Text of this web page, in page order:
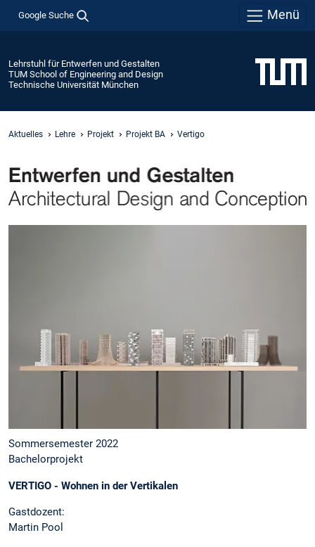
Google Suche Menü
Lehrstuhl für Entwerfen und Gestalten
TUM School of Engineering and Design
Technische Universität München
Aktuelles Lehre Projekt Projekt BA Vertigo
Sommersemester 2022
Bachelorprojekt
VERTIGO - Wohnen in der Vertikalen
Gastdozent:
Martin Pool